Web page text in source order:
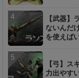
【武器】
ないんだ
を使えば
【弓】ス
力出やす